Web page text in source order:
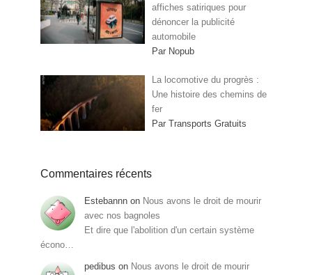
affiches satiriques pour
dénoncer la publicité
automobile
Par Nopub
La locomotive du progrès :
Une histoire des chemins de
fer
Par Transports Gratuits
Commentaires récents
Estebannn on Nous avons le droit de mourir
avec nos bagnoles
Et dire que l'abolition d'un certain système
écono…
pedibus on Nous avons le droit de mourir